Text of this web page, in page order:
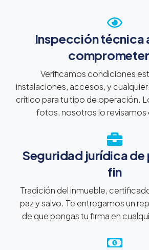
Inspección técnica
Verificamos condiciones
instalaciones, accesos, y
crítico para tu tipo de operación.
fotos, nosotros lo revisamos
Seguridad jurídica de
fin
Tradición del inmueble,
paz y salvo. Te entregamos un
de que pongas tu firma en